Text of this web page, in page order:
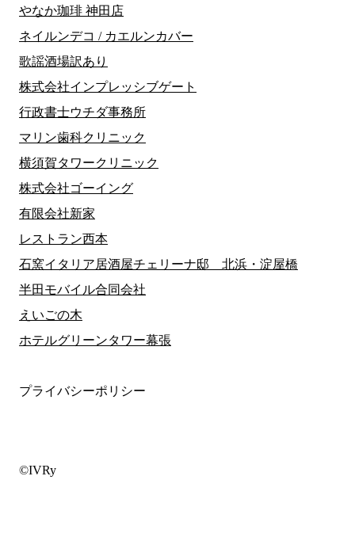
やなか珈琲 神田店
ネイルンデコ / カエルンカバー
歌謡酒場訳あり
株式会社インプレッシブゲート
行政書士ウチダ事務所
マリン歯科クリニック
横須賀タワークリニック
株式会社ゴーイング
有限会社新家
レストラン西本
石窯イタリア居酒屋チェリーナ邸 北浜・淀屋橋
半田モバイル合同会社
えいごの木
ホテルグリーンタワー幕張
プライバシーポリシー
©IVRy